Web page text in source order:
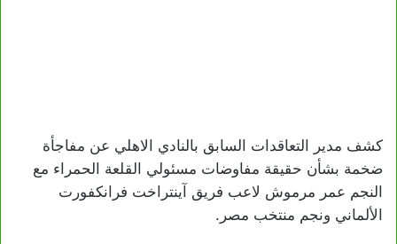
كشف مدير التعاقدات السابق بالنادي الاهلي عن مفاجأة
ضخمة بشأن حقيقة مفاوضات مسئولي القلعة الحمراء مع
النجم عمر مرموش لاعب فريق آينتراخت فرانكفورت
الألماني ونجم منتخب مصر.